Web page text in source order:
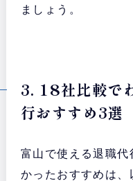
ましょう。
3. 18社比較で
行おすすめ3選
富山で使える退職
かったおすすめは、